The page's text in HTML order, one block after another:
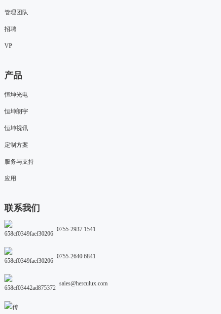
管理团队
招聘
VP
产品
恒坤光电
恒坤朗宇
恒坤视讯
定制方案
服务与支持
应用
联系我们
0755-2937 1541
0755-2640 6841
sales@herculux.com